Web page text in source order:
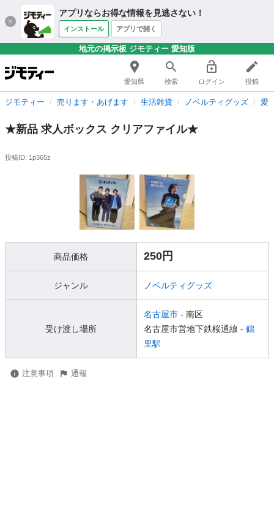
アプリならお得な情報を見逃さない！
インストール アプリで開く
地元の掲示板 ジモティー 愛知版
愛知県 検索 ログイン 投稿
ジモティー 売ります・あげます 生活雑貨 ノベルティグッズ 愛
★新品 求人ボックス クリアファイル★
投稿ID: 1p365z
商品価格 250円
ジャンル ノベルティグッズ
受け渡し場所
名古屋市 - 南区
名古屋市営地下鉄桜通線 - 鶴
里駅
注意事項 通報